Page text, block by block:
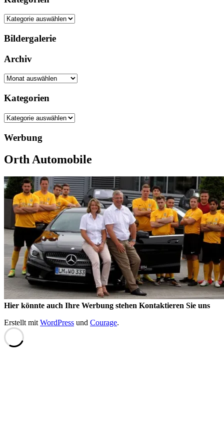
Kategorien
Bildergalerie
Archiv
Archiv
Kategorien
Kategorien
Werbung
Orth Automobile
Hier könnte auch Ihre Werbung stehen Kontaktieren Sie uns
Erstellt mit WordPress und Courage.